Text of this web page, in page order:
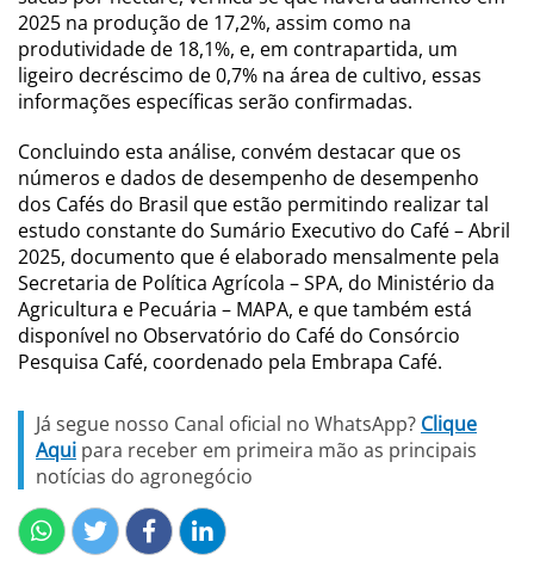
2025 na produção de 17,2%, assim como na
produtividade de 18,1%, e, em contrapartida, um
ligeiro decréscimo de 0,7% na área de cultivo, essas
informações específicas serão confirmadas.
Concluindo esta análise, convém destacar que os
números e dados de desempenho de desempenho
dos Cafés do Brasil que estão permitindo realizar tal
estudo constante do Sumário Executivo do Café – Abril
2025, documento que é elaborado mensalmente pela
Secretaria de Política Agrícola – SPA, do Ministério da
Agricultura e Pecuária – MAPA, e que também está
disponível no Observatório do Café do Consórcio
Pesquisa Café, coordenado pela Embrapa Café.
Já segue nosso Canal oficial no WhatsApp? Clique
Aqui para receber em primeira mão as principais
notícias do agronegócio